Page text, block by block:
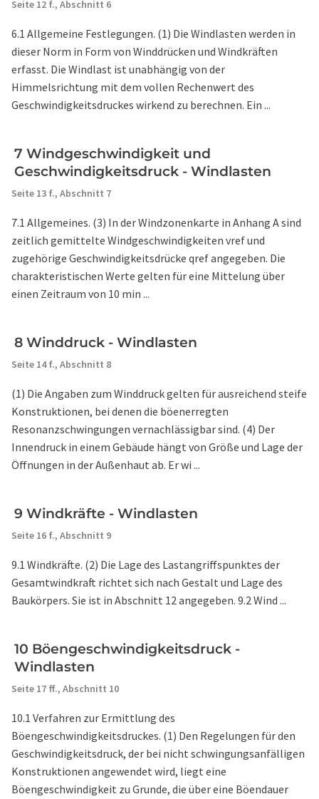
Seite 12 f., Abschnitt 6
6.1 Allgemeine Festlegungen. (1) Die Windlasten werden in
dieser Norm in Form von Winddrücken und Windkräften
erfasst. Die Windlast ist unabhängig von der
Himmelsrichtung mit dem vollen Rechenwert des
Geschwindigkeitsdruckes wirkend zu berechnen. Ein ...
7 Windgeschwindigkeit und
Geschwindigkeitsdruck - Windlasten
Seite 13 f., Abschnitt 7
7.1 Allgemeines. (3) In der Windzonenkarte in Anhang A sind
zeitlich gemittelte Windgeschwindigkeiten vref und
zugehörige Geschwindigkeitsdrücke qref angegeben. Die
charakteristischen Werte gelten für eine Mittelung über
einen Zeitraum von 10 min ...
8 Winddruck - Windlasten
Seite 14 f., Abschnitt 8
(1) Die Angaben zum Winddruck gelten für ausreichend steife
Konstruktionen, bei denen die böenerregten
Resonanzschwingungen vernachlässigbar sind. (4) Der
Innendruck in einem Gebäude hängt von Größe und Lage der
Öffnungen in der Außenhaut ab. Er wi ...
9 Windkräfte - Windlasten
Seite 16 f., Abschnitt 9
9.1 Windkräfte. (2) Die Lage des Lastangriffspunktes der
Gesamtwindkraft richtet sich nach Gestalt und Lage des
Baukörpers. Sie ist in Abschnitt 12 angegeben. 9.2 Wind ...
10 Böengeschwindigkeitsdruck -
Windlasten
Seite 17 ff., Abschnitt 10
10.1 Verfahren zur Ermittlung des
Böengeschwindigkeitsdruckes. (1) Den Regelungen für den
Geschwindigkeitsdruck, der bei nicht schwingungsanfälligen
Konstruktionen angewendet wird, liegt eine
Böengeschwindigkeit zu Grunde, die über eine Böendauer